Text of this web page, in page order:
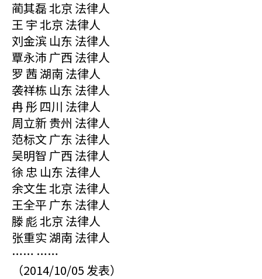
蔺其磊 北京 法律人
王 宇 北京 法律人
刘金滨 山东 法律人
覃永沛 广西 法律人
罗 茜 湖南 法律人
袭祥栋 山东 法律人
冉 彤 四川 法律人
周立新 贵州 法律人
范标文 广东 法律人
吴明智 广西 法律人
徐 忠 山东 法律人
余文生 北京 法律人
王全平 广东 法律人
滕 彪 北京 法律人
张重实 湖南 法律人
…… ……
（2014/10/05 发表）